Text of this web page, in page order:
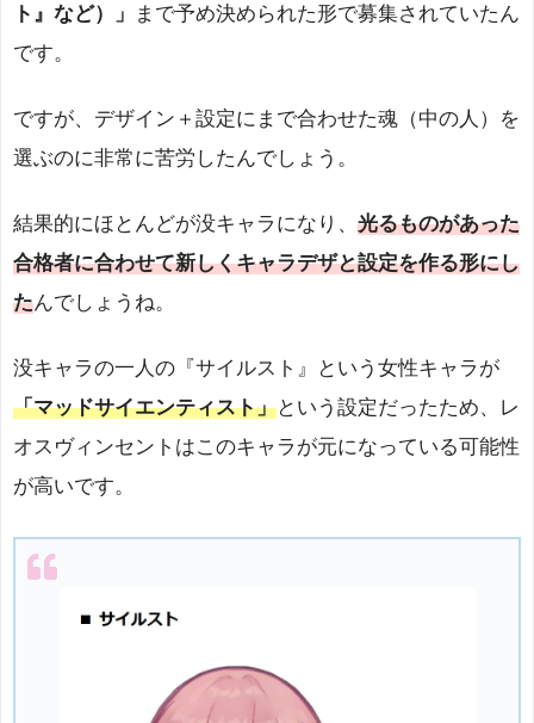
ト』など）」
まで予め決められた形で募集されていたん
です。
ですが、デザイン＋設定にまで合わせた魂（中の人）を
選ぶのに非常に苦労したんでしょう。
結果的にほとんどが没キャラになり、 光るものがあった
合格者に合わせて新しくキャラデザと設定を作る形にし
たんでしょうね。
没キャラの一人の『サイルスト』という女性キャラが
「マッドサイエンティスト」という設定だったため、レ
オスヴィンセントはこのキャラが元になっている可能性
が高いです。